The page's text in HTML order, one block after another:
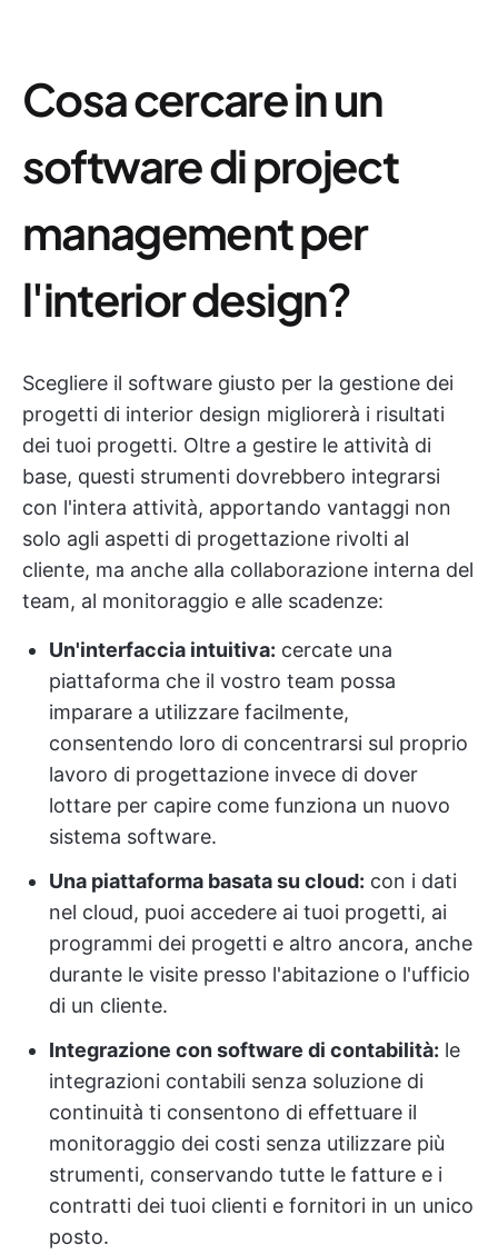
Cosa cercare in un
software di project
management per
l'interior design?
Scegliere il software giusto per la gestione dei
progetti di interior design migliorerà i risultati
dei tuoi progetti. Oltre a gestire le attività di
base, questi strumenti dovrebbero integrarsi
con l'intera attività, apportando vantaggi non
solo agli aspetti di progettazione rivolti al
cliente, ma anche alla collaborazione interna del
team, al monitoraggio e alle scadenze:
Un'interfaccia intuitiva: cercate una
piattaforma che il vostro team possa
imparare a utilizzare facilmente,
consentendo loro di concentrarsi sul proprio
lavoro di progettazione invece di dover
lottare per capire come funziona un nuovo
sistema software.
Una piattaforma basata su cloud: con i dati
nel cloud, puoi accedere ai tuoi progetti, ai
programmi dei progetti e altro ancora, anche
durante le visite presso l'abitazione o l'ufficio
di un cliente.
Integrazione con software di contabilità: le
integrazioni contabili senza soluzione di
continuità ti consentono di effettuare il
monitoraggio dei costi senza utilizzare più
strumenti, conservando tutte le fatture e i
contratti dei tuoi clienti e fornitori in un unico
posto.